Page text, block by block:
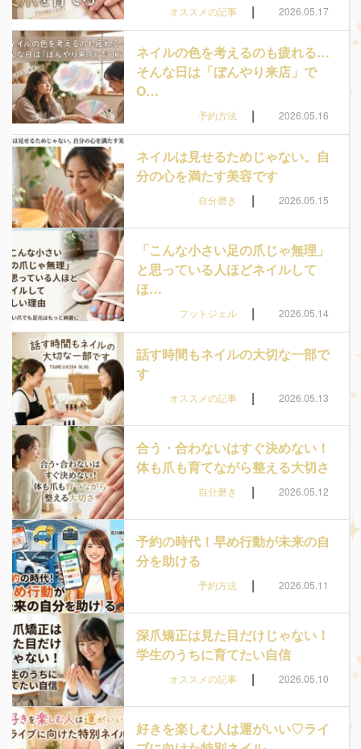
オススメの記事 | 2026.05.17
ネイルの色を考えるのも疲れる…
そんな日は「ぼんやり来店」で
O…
予約方法 | 2026.05.16
ネイルは見せるためじゃない。自
分の心を満たす美容です
自分磨き | 2026.05.15
「こんな小さい足の爪じゃ無理」
と思っている人ほどネイルして
ほ…
フットジェル | 2026.05.14
話す時間もネイルの大切な一部で
す
オススメの記事 | 2026.05.13
合う・合わないはすぐ決めない！
体も爪も育てながら整える大切さ
自分磨き | 2026.05.12
予約の時代！早め行動が未来の自
分を助ける
予約方法 | 2026.05.11
深爪矯正は見た目だけじゃない！
学生のうちに育てたい自信
オススメの記事 | 2026.05.10
好きを楽しむ人は運がいい♡ライ